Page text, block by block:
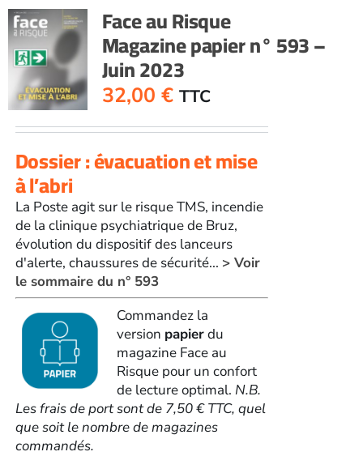
595
-
Septembre
2023
Face au Risque
Magazine papier n° 593 –
Juin 2023
32,00 € TTC
Dossier : évacuation et mise
à l’abri
La Poste agit sur le risque TMS, incendie
de la clinique psychiatrique de Bruz,
évolution du dispositif des lanceurs
d'alerte, chaussures de sécurité... > Voir
le sommaire du n° 593
Commandez la
version papierdu
magazine Face au
Risque pour un confort
de lecture optimal. N.B.
Les frais de port sont de 7,50 € TTC, quel
que soit le nombre de magazines
commandés.